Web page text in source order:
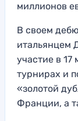
миллионов
В своем
итальянцем
участие в
турнирах и
«золотой
Франции, а